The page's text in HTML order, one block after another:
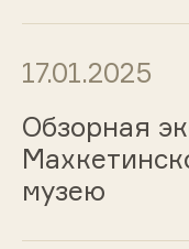
17.01.2025
Обзорная
музею